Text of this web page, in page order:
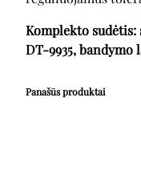
Komplekto
DT-9935, bandymo
Panašūs produktai